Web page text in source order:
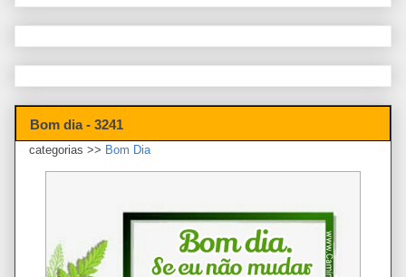
Bom dia - 3241
categorias >> Bom Dia